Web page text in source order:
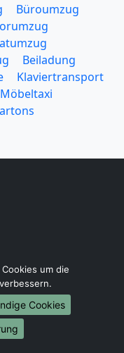
Büroumzug
Beiladung
Klaviertransport
Möbeltaxi
Herzegowina
um die
Cookies